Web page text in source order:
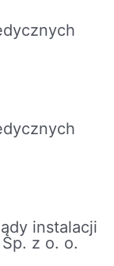
instalacji
z o. o.